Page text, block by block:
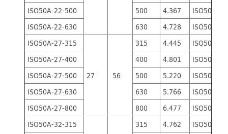
ISO50A-22-500
500 4.367
ISO50B-
ISO50A-22-630
630 4.728
ISO50B-
ISO50A-27-315
27 56
315 4.445
ISO50B-
ISO50A-27-400
400 4.801
ISO50B-
ISO50A-27-500
500 5.220
ISO50B-
ISO50A-27-630
630 5.766
ISO50B-
ISO50A-27-800
800 6.477
ISO50B-
ISO50A-32-315
315 4.762
ISO50B-